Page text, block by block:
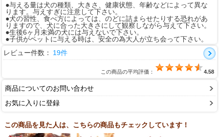
●与える量は犬の種類、大きさ、健康状態、年齢などによって異な
ります。与えすぎに注意して下さい。
●犬の習性、食べ方によっては、のどに詰まらせたりする恐れがあ
りますので、犬に合った大きさにして観察しながら与えて下さい。
●生後6ヶ月未満の犬には与えないで下さい。
●子供がペットに与える時は、安全の為大人が立ち会って下さい。
レビュー件数：
19件
この商品の平均評価： 4.58
商品についてのお問い合わせ
お気に入りに登録
この商品を見た人は、こちらの商品もチェックしています！